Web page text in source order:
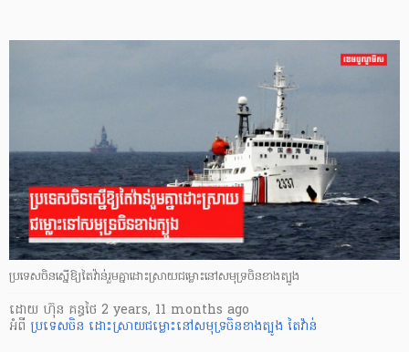
ប្រទេសចិនស្នើឱ្យតៃវ៉ាន់រួមគ្នាដោះស្រាយជម្លោះនៅសមុទ្រចិនខាងត្បូង
ដោយ ហ៊ុន គន្ធថៃ 2 years, 11 months ago
អំពី ប្រទេសចិន ដោះស្រាយជម្លោះនៅសមុទ្រចិនខាងត្បូង តៃវ៉ាន់